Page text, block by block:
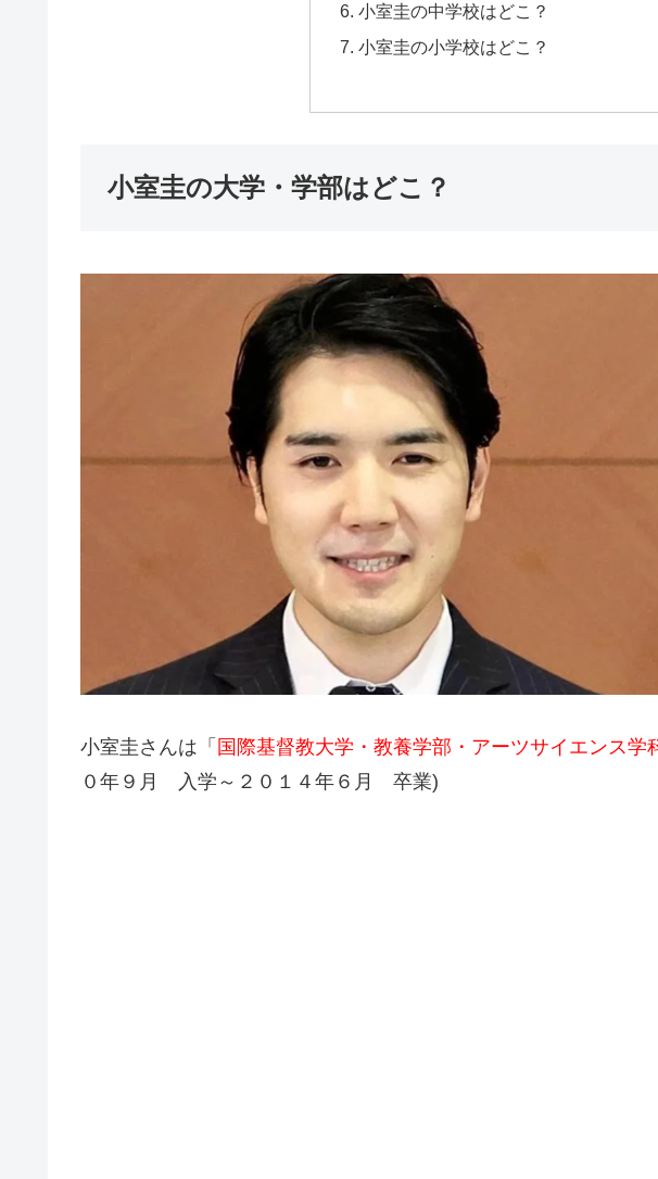
小室圭の中学校はどこ？
小室圭の小学校はどこ？
小室圭の大学・学部はどこ？
小室圭さんは「 国際基督教大学・教養学部・アーツサイエンス学
０年９月 入学～２０１４年６月 卒業)